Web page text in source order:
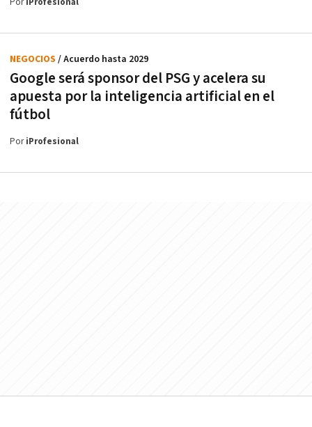
PoriProfesional
Google será sponsor del PSG y acelera su
apuesta por la inteligencia artificial en el
fútbol
NEGOCIOS / Acuerdo hasta 2029
PoriProfesional